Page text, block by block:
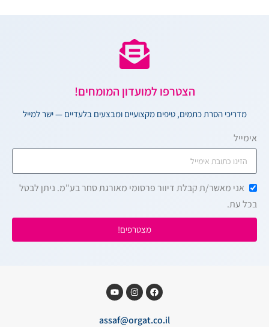
הצטרפו למועדון המומחים!
מדריכי הסרת כתמים, טיפים מקצועיים ומבצעים בלעדיים — ישר למייל
אימייל
אני מאשר/ת קבלת דיוור פרסומי מאורגת סחר בע"מ. ניתן לבטל
בכל עת.
מצטרפים!
assaf@orgat.co.il